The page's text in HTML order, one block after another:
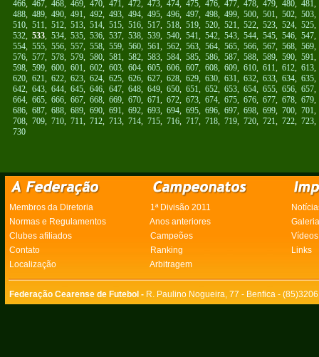
466, 467, 468, 469, 470, 471, 472, 473, 474, 475, 476, 477, 478, 479, 480, 481
488, 489, 490, 491, 492, 493, 494, 495, 496, 497, 498, 499, 500, 501, 502, 503
510, 511, 512, 513, 514, 515, 516, 517, 518, 519, 520, 521, 522, 523, 524, 525
532, 533, 534, 535, 536, 537, 538, 539, 540, 541, 542, 543, 544, 545, 546, 547
554, 555, 556, 557, 558, 559, 560, 561, 562, 563, 564, 565, 566, 567, 568, 569
576, 577, 578, 579, 580, 581, 582, 583, 584, 585, 586, 587, 588, 589, 590, 591
598, 599, 600, 601, 602, 603, 604, 605, 606, 607, 608, 609, 610, 611, 612, 613
620, 621, 622, 623, 624, 625, 626, 627, 628, 629, 630, 631, 632, 633, 634, 635
642, 643, 644, 645, 646, 647, 648, 649, 650, 651, 652, 653, 654, 655, 656, 657
664, 665, 666, 667, 668, 669, 670, 671, 672, 673, 674, 675, 676, 677, 678, 679
686, 687, 688, 689, 690, 691, 692, 693, 694, 695, 696, 697, 698, 699, 700, 701
708, 709, 710, 711, 712, 713, 714, 715, 716, 717, 718, 719, 720, 721, 722, 723
730
Membros da Diretoria 1ª Divisão 2011
Normas e Regulamentos
Anos anteriores
Clubes afiliados
Campeões
Vídeos
Contato
Ranking
Links
Localização
Arbitragem
Federação Cearense de Futebol - R. Paulino Nogueira, 77 - Benfica -